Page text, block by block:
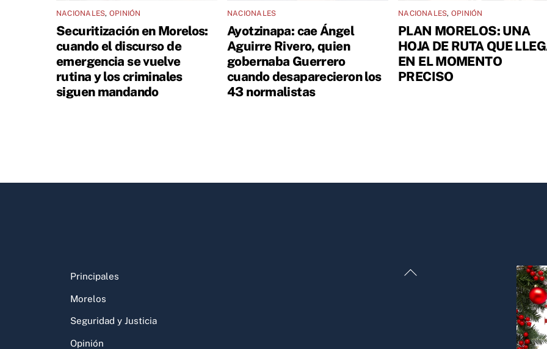
NACIONALES, OPINIÓN
Securitización en Morelos:
cuando el discurso de
emergencia se vuelve
rutina y los criminales
siguen mandando
NACIONALES
Ayotzinapa: cae Ángel
Aguirre Rivero, quien
gobernaba Guerrero
cuando desaparecieron los
43 normalistas
NACIONALES, OPINIÓN
PLAN MORELOS: UNA
HOJA DE RUTA QUE
EN EL MOMENTO
PRECISO
Back
Principales
Morelos
Seguridad y Justicia
Opinión